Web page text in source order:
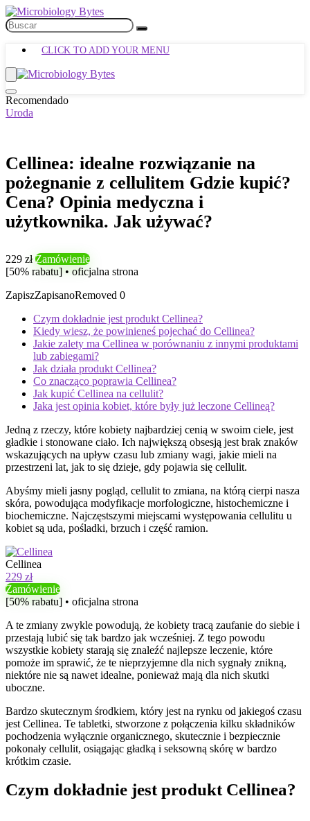
CLICK TO ADD YOUR MENU
Recomendado
Uroda
Cellinea: idealne rozwiązanie na
pożegnanie z cellulitem Gdzie kupić?
Cena? Opinia medyczna i
użytkownika. Jak używać?
229 zł Zamówienie
[50% rabatu] • oficjalna strona
ZapiszZapisanoRemoved 0
Czym dokładnie jest produkt Cellinea?
Kiedy wiesz, że powinieneś pojechać do Cellinea?
Jakie zalety ma Cellinea w porównaniu z innymi produktami
lub zabiegami?
Jak działa produkt Cellinea?
Co znacząco poprawia Cellinea?
Jak kupić Cellinea na cellulit?
Jaka jest opinia kobiet, które były już leczone Cellineą?
Jedną z rzeczy, które kobiety najbardziej cenią w swoim ciele, jest
gładkie i stonowane ciało. Ich największą obsesją jest brak znaków
wskazujących na upływ czasu lub zmiany wagi, jakie mieli na
przestrzeni lat, jak to się dzieje, gdy pojawia się cellulit.
Abyśmy mieli jasny pogląd, cellulit to zmiana, na którą cierpi nasza
skóra, powodująca modyfikacje morfologiczne, histochemiczne i
biochemiczne. Najczęstszymi miejscami występowania cellulitu u
kobiet są uda, pośladki, brzuch i część ramion.
Cellinea
229 zł
Zamówienie
[50% rabatu] • oficjalna strona
A te zmiany zwykle powodują, że kobiety tracą zaufanie do siebie i
przestają lubić się tak bardzo jak wcześniej. Z tego powodu
wszystkie kobiety starają się znaleźć najlepsze leczenie, które
pomoże im sprawić, że te nieprzyjemne dla nich sygnały znikną,
niektóre nie są nawet idealne, ponieważ mają dla nich skutki
uboczne.
Bardzo skutecznym środkiem, który jest na rynku od jakiegoś czasu
jest Cellinea. Te tabletki, stworzone z połączenia kilku składników
pochodzenia wyłącznie organicznego, skutecznie i bezpiecznie
pokonały cellulit, osiągając gładką i seksowną skórę w bardzo
krótkim czasie.
Czym dokładnie jest produkt Cellinea?